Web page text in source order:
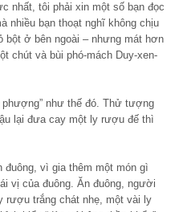
nhất, tôi phải xin một số bạn đọc
nhiều bạn thoạt nghĩ không chịu
bột ở bên ngoài – nhưng mát hơn
chút và bùi phó-mách Duy-xen-
phượng” như thế đó. Thử tượng
lại đưa cay một ly rượu đế thì
đuông, vì gia thêm một món gì
vị của đuông. Ăn đuông, người
rượu trắng chát nhẹ, một vài ly